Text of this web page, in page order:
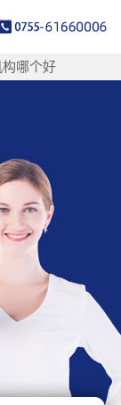
哪个好